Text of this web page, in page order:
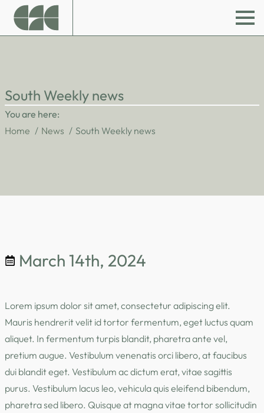
South Weekly news
You are here:
Home
News South Weekly news
March 14th, 2024
Lorem ipsum dolor sit amet, consectetur adipiscing elit.
Mauris hendrerit velit id tortor fermentum, eget luctus quam
aliquet. In fermentum turpis blandit, pharetra ante vel,
pretium augue. Vestibulum venenatis orci libero, at faucibus
dui blandit eget. Vestibulum ac dictum erat, vitae sagittis
purus. Vestibulum lacus leo, vehicula quis eleifend bibendum,
pharetra sed libero. Quisque at magna vitae tortor sollicitudin